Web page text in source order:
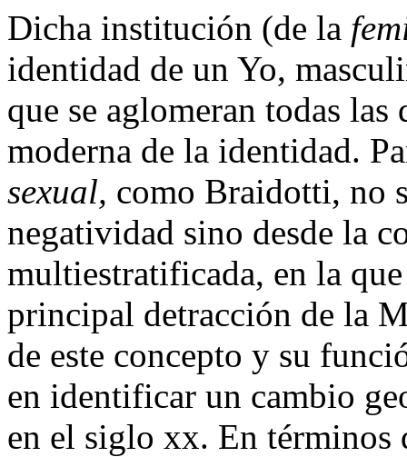
Dicha institución (de la
identidad de un Yo,
que se aglomeran todas
moderna de la identidad.
sexual, como Braidotti, no
negatividad sino desde la
multiestratificada, en la
principal detracción de la
de este concepto y su
en identificar un cambio
en el siglo xx. En términos